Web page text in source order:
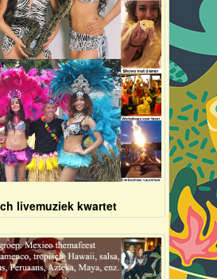
livemuziek kwartet